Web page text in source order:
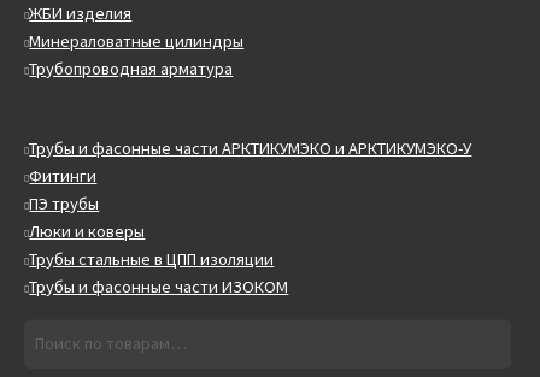
ЖБИ изделия
Минераловатные цилиндры
Трубопроводная арматура
Трубы и фасонные части АРКТИКУМЭКО и АРКТИКУМЭКО-У
Фитинги
ПЭ трубы
Люки и коверы
Трубы стальные в ЦПП изоляции
Трубы и фасонные части ИЗОКОМ